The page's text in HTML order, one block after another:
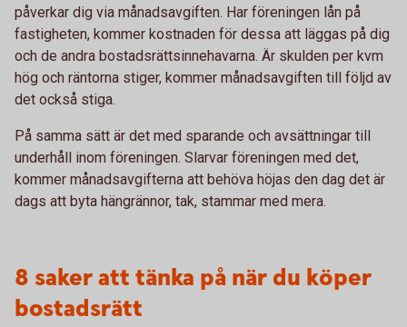
påverkar dig via månadsavgiften. Har föreningen lån på
fastigheten, kommer kostnaden för dessa att läggas på dig
och de andra bostadsrättsinnehavarna. Är skulden per kvm
hög och räntorna stiger, kommer månadsavgiften till följd av
det också stiga.
På samma sätt är det med sparande och avsättningar till
underhåll inom föreningen. Slarvar föreningen med det,
kommer månadsavgifterna att behöva höjas den dag det är
dags att byta hängrännor, tak, stammar med mera.
8 saker att tänka på när du köper
bostadsrätt